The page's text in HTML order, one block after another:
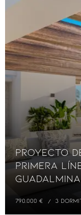
Proyecto
primera
790.000 € 3